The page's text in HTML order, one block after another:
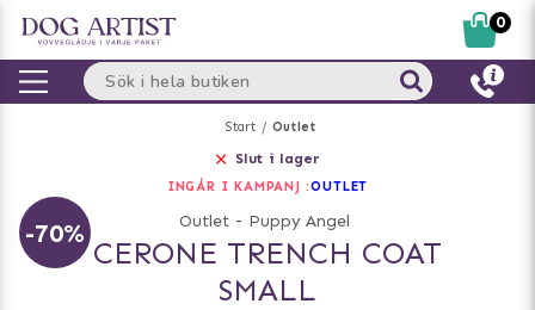
Start Outlet
Slut i lager
INGÅR I KAMPANJ :OUTLET
-70% Outlet - Puppy Angel
CERONE TRENCH COAT
SMALL
0